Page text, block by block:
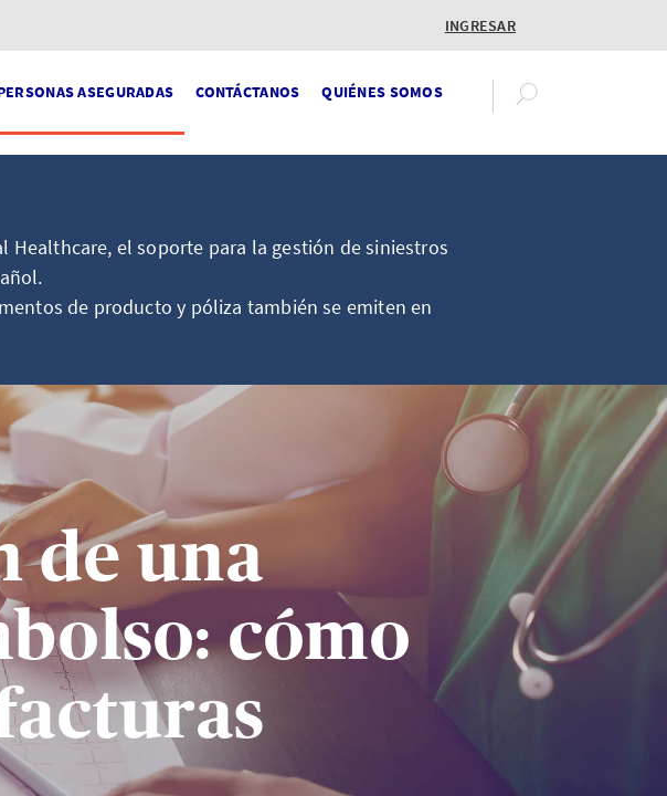
INGRESAR
ASEGURADAS CONTÁCTANOS QUIÉNES SOMOS
Healthcare, el soporte para la gestión de siniestros
de producto y póliza también se emiten en
de una
cómo